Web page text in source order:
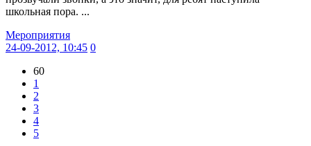
школьная пора. ...
Мероприятия
24-09-2012, 10:45 0
60
1
2
3
4
5